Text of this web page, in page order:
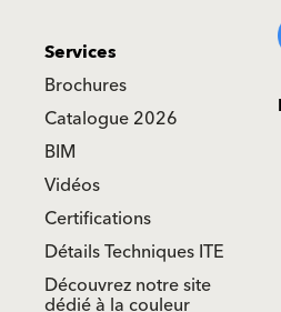
Services
Brochures
Catalogue 2026
BIM
Vidéos
Certifications
Détails Techniques ITE
Découvrez notre site
dédié à la couleur